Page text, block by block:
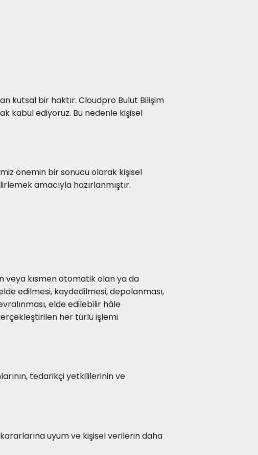
kutsal bir haktır. Cloudpro Bulut Bilişim
kabul ediyoruz. Bu nedenle kişisel
önemin bir sonucu olarak kişisel
amacıyla hazırlanmıştır.
veya kısmen otomatik olan ya da
edilmesi, kaydedilmesi, depolanması,
elde edilebilir hâle
her türlü işlemi
tedarikçi yetkililerinin ve
uyum ve kişisel verilerin daha